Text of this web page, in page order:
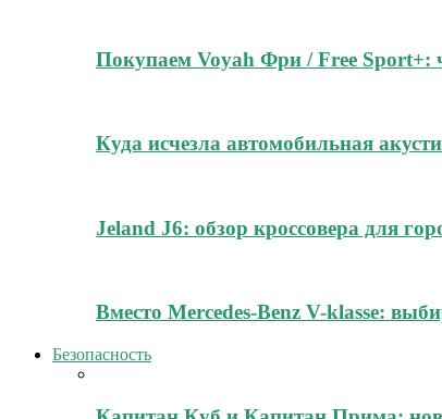
Покупаем Voyah Фри / Free Sport+:
Куда исчезла автомобильная
Jeland J6: обзор кроссовера для
Вместо Mercedes-Benz V-klasse:
Безопасность